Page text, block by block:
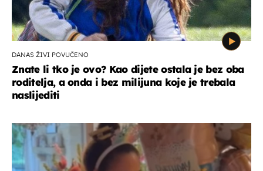
DANAS ŽIVI POVUČENO
Znate li tko je ovo? Kao dijete ostala je bez oba
roditelja, a onda i bez milijuna koje je trebala
naslijediti